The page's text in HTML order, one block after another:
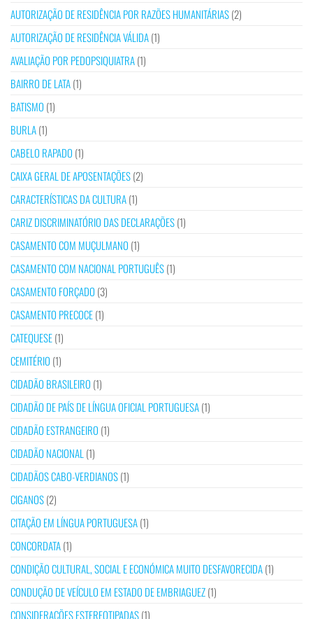
AUTORIZAÇÃO DE RESIDÊNCIA POR RAZÕES HUMANITÁRIAS(2)
AUTORIZAÇÃO DE RESIDÊNCIA VÁLIDA(1)
AVALIAÇÃO POR PEDOPSIQUIATRA(1)
BAIRRO DE LATA(1)
BATISMO (1)
BURLA(1)
CABELO RAPADO (1)
CAIXA GERAL DE APOSENTAÇÕES(2)
CARACTERÍSTICAS DA CULTURA(1)
CARIZ DISCRIMINATÓRIO DAS DECLARAÇÕES(1)
CASAMENTO COM MUÇULMANO (1)
CASAMENTO COM NACIONAL PORTUGUÊS(1)
CASAMENTO FORÇADO (3)
CASAMENTO PRECOCE(1)
CATEQUESE(1)
CEMITÉRIO (1)
CIDADÃO BRASILEIRO (1)
CIDADÃO DE PAÍS DE LÍNGUA OFICIAL PORTUGUESA(1)
CIDADÃO ESTRANGEIRO (1)
CIDADÃO NACIONAL (1)
CIDADÃOS CABO-VERDIANOS(1)
CIGANOS(2)
CITAÇÃO EM LÍNGUA PORTUGUESA(1)
CONCORDATA(1)
CONDIÇÃO CULTURAL, SOCIAL E ECONÓMICA MUITO DESFAVORECIDA(1)
CONDUÇÃO DE VEÍCULO EM ESTADO DE EMBRIAGUEZ(1)
CONSIDERAÇÕES ESTEREOTIPADAS(1)